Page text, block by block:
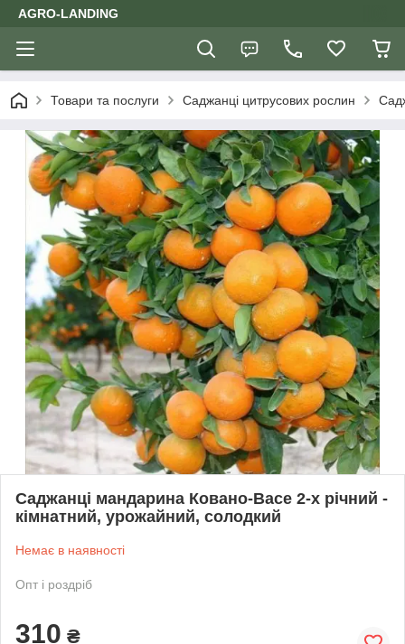
AGRO-LANDING
Товари та послуги Саджанці цитрусових рослин
Саджанці мандарина Ковано-Васе 2-х річний -
кімнатний, урожайний, солодкий
Немає в наявності
Опт і роздріб
310 ₴